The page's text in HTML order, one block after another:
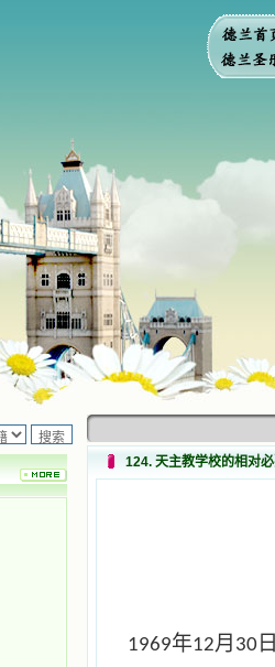
124. 天主教学校的相对
1969年12月 30